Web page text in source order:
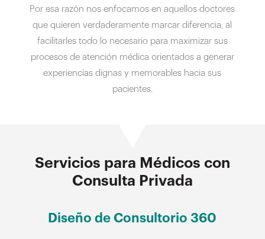
Por esa razón nos enfocamos en aquellos doctores
que quieren verdaderamente marcar diferencia, al
facilitarles todo lo necesario para maximizar sus
procesos de atención médica orientados a generar
experiencias dignas y memorables hacia sus
pacientes.
Servicios para Médicos con
Consulta Privada
Diseño de Consultorio 360